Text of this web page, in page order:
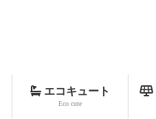
エコキュート
Eco cute